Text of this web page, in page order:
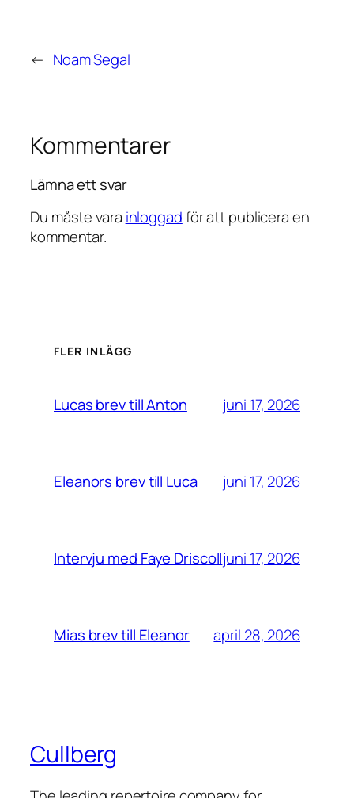
← Noam Segal
Kommentarer
Lämna ett svar
Du måste vara inloggadför att publicera en
kommentar.
FLER INLÄGG
Lucas brev till Anton juni 17, 2026
Eleanors brev till Luca juni 17, 2026
Intervju med Faye Driscolljuni 17, 2026
Mias brev till Eleanor april 28, 2026
Cullberg